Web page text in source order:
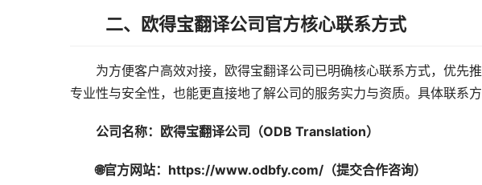
二、欧得宝翻译公司官方核心联系方式
为方便客户高效对接，欧得宝翻译公司已明确核心联系方式，优先
专业性与安全性，也能更直接地了解公司的服务实力与资质。具体联系方
公司名称：欧得宝翻译公司（ODB Translation）
🌐官方网站：https://www.odbfy.com/（提交合作咨询）